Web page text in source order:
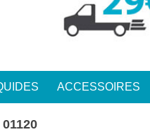
ACCESSOIRES